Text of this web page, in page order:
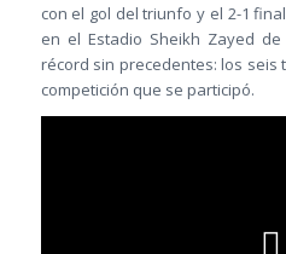
con el gol del triunfo y el 2-1
en el Estadio Sheikh Zayed
récord sin precedentes: los seis
competición que se participó.